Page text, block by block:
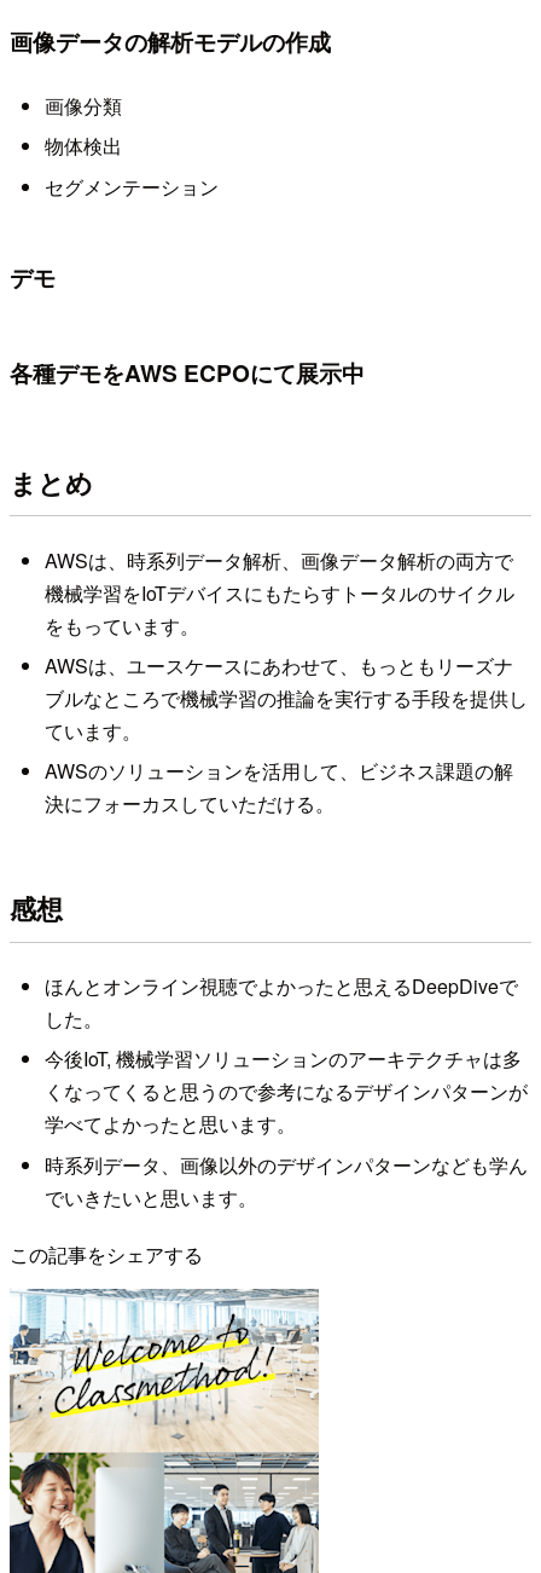
画像データの解析モデルの作成
画像分類
物体検出
セグメンテーション
デモ
各種デモをAWS ECPOにて展示中
まとめ
AWSは、時系列データ解析、画像データ解析の両方で
機械学習をIoTデバイスにもたらすトータルのサイクル
をもっています。
AWSは、ユースケースにあわせて、もっともリーズナ
ブルなところで機械学習の推論を実行する手段を提供し
ています。
AWSのソリューションを活用して、ビジネス課題の解
決にフォーカスしていただける。
感想
ほんとオンライン視聴でよかったと思えるDeepDiveで
した。
今後IoT, 機械学習ソリューションのアーキテクチャは多
くなってくると思うので参考になるデザインパターンが
学べてよかったと思います。
時系列データ、画像以外のデザインパターンなども学ん
でいきたいと思います。
この記事をシェアする